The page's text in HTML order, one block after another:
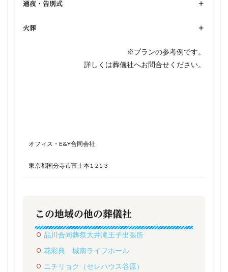
通夜・告別式 +
火葬 +
※プランの参考例です。
詳しくは葬儀社へお問合せください。
オフィス・E&Y合同会社
東京都国分寺市富士本1-21-3
この地域の他の葬儀社
品川合同葬祭大井滝王子出張所
花彩典 城南ライフホール
ニチリョク（セレハウス谷原）